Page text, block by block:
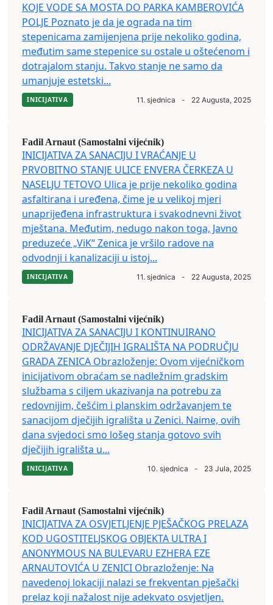
KOJE VODE SA MOSTA DO PARKA KAMBEROVIĆA
POLJE Poznato je da je ograda na tim
stepenicama zamijenjena prije nekoliko godina,
međutim same stepenice su ostale u oštećenom i
dotrajalom stanju. Takvo stanje ne samo da
umanjuje estetski...
INICIJATIVA 11. sjednica - 22 Augusta, 2025
Fadil Arnaut (Samostalni vijećnik)
INICIJATIVA ZA SANACIJU I VRAĆANJE U
PRVOBITNO STANJE ULICE ENVERA ČERKEZA U
NASELJU TETOVO Ulica je prije nekoliko godina
asfaltirana i uređena, čime je u velikoj mjeri
unaprijeđena infrastruktura i svakodnevni život
mještana. Međutim, nedugo nakon toga, Javno
preduzeće „ViK“ Zenica je vršilo radove na
odvodnji i kanalizaciji u istoj...
INICIJATIVA 11. sjednica - 22 Augusta, 2025
Fadil Arnaut (Samostalni vijećnik)
INICIJATIVA ZA SANACIJU I KONTINUIRANO
ODRŽAVANJE DJEČIJIH IGRALIŠTA NA PODRUČJU
GRADA ZENICA Obrazloženje: Ovom vijećničkom
inicijativom obraćam se nadležnim gradskim
službama s ciljem ukazivanja na potrebu za
redovnijim, češćim i planskim održavanjem te
sanacijom dječijih igrališta u Zenici. Naime, ovih
dana svjedoci smo lošeg stanja gotovo svih
dječijih igrališta u...
INICIJATIVA 10. sjednica - 23 Jula, 2025
Fadil Arnaut (Samostalni vijećnik)
INICIJATIVA ZA OSVJETLJENJE PJEŠAČKOG PRELAZA
KOD UGOSTITELJSKOG OBJEKTA ULTRA I
ANONYMOUS NA BULEVARU EZHERA EZE
ARNAUTOVIĆA U ZENICI Obrazloženje: Na
navedenoj lokaciji nalazi se frekventan pješački
prelaz koji nažalost nije adekvato osvjetljen.